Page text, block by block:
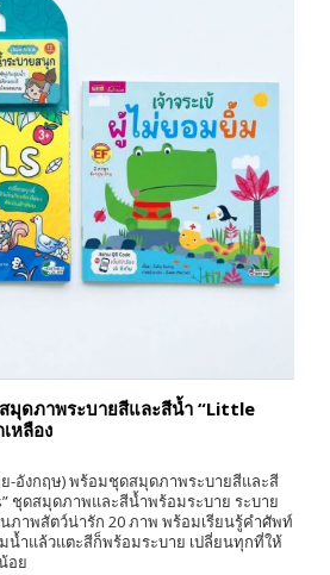
มุดภาพระบายสีและสีน้ำ “Little
หลือง
-อังกฤษ) พร้อมชุดสมุดภาพระบายสีและสี
ชุดสมุดภาพและสีน้ำพร้อมระบาย ระบาย
ภาพสัตว์น่ารัก 20 ภาพ พร้อมเรียนรู้คำศัพท์
ำแล้วแตะสีก็พร้อมระบาย เปลี่ยนทุกที่ให้
อย